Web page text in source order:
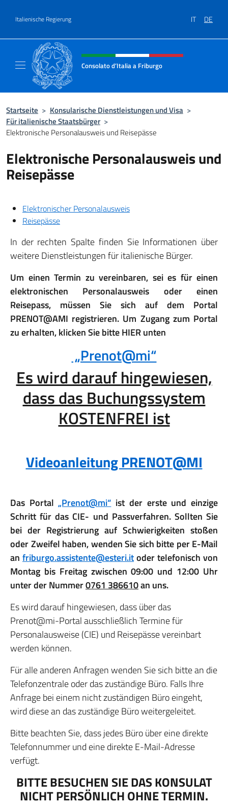
Italienische Regierung IT DE
Header-Site, Social und Menü
Consolato d’Italia a Friburgo
Startseite > Konsularische Dienstleistungen und Visa >
Für italienische Staatsbürger >
Elektronische Personalausweis und Reisepässe
Elektronische Personalausweis und
Reisepässe
Elektronischer Personalausweis
Reisepässe
In der rechten Spalte finden Sie Informationen über
weitere Dienstleistungen für italienische Bürger.
Um einen Termin zu vereinbaren, sei es für einen
elektronischen Personalausweis oder einen
Reisepass, müssen Sie sich auf dem Portal
PRENOT@AMI registrieren. Um Zugang zum Portal
zu erhalten, klicken Sie bitte HIER unten
„Prenot@mi“
Es wird darauf hingewiesen,
dass das Buchungssystem
KOSTENFREI ist
Videoanleitung PRENOT@MI
Das Portal„Prenot@mi“ ist der erste und einzige
Schritt für das CIE- und Passverfahren. Sollten Sie
bei der Registrierung auf Schwierigkeiten stoßen
oder Zweifel haben, wenden Sie sich bitte per E-Mail
an friburgo.assistente@esteri.itoder telefonisch von
Montag bis Freitag zwischen 09:00 und 12:00 Uhr
unter der Nummer0761 386610an uns.
Es wird darauf hingewiesen, dass über das
Prenot@mi-Portal ausschließlich Termine für
Personalausweise (CIE) und Reisepässe vereinbart
werden können.
Für alle anderen Anfragen wenden Sie sich bitte an die
Telefonzentrale oder das zuständige Büro. Falls Ihre
Anfrage bei einem nicht zuständigen Büro eingeht,
wird diese an das zuständige Büro weitergeleitet.
Bitte beachten Sie, dass jedes Büro über eine direkte
Telefonnummer und eine direkte E-Mail-Adresse
verfügt.
BITTE BESUCHEN SIE DAS KONSULAT
NICHT PERSÖNLICH OHNE TERMIN.